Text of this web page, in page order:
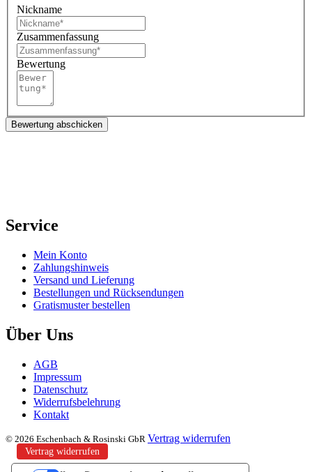
Nickname
Zusammenfassung
Bewertung
Bewertung abschicken
Service
Mein Konto
Zahlungshinweis
Versand und Lieferung
Bestellungen und Rücksendungen
Gratismuster bestellen
Über Uns
AGB
Impressum
Datenschutz
Widerrufsbelehrung
Kontakt
© 2026 Eschenbach & Rosinski GbR Vertrag widerrufen
Vertrag widerrufen